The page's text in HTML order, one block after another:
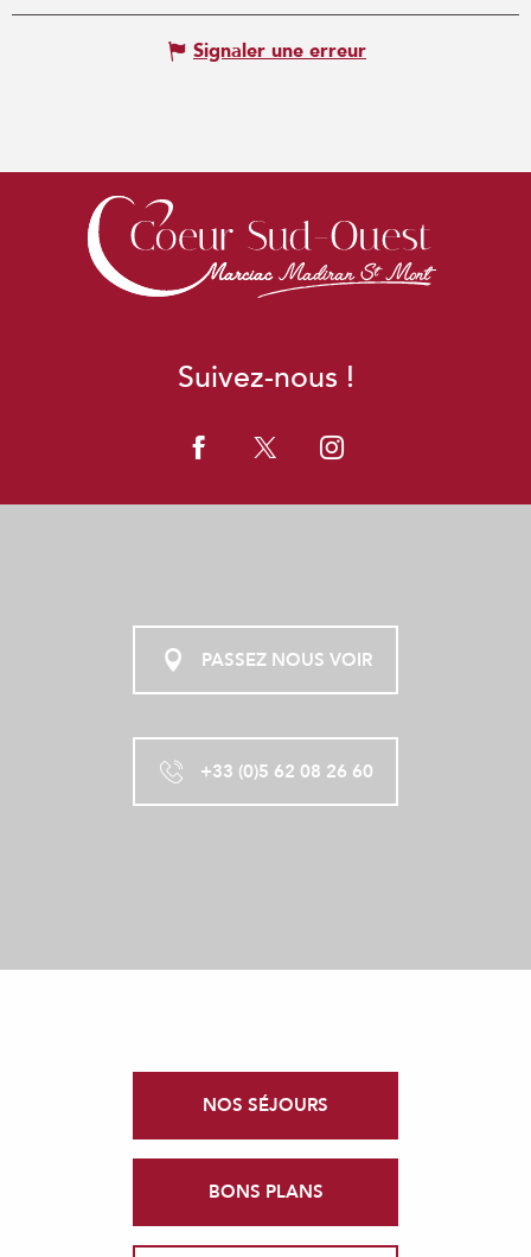
Signaler une erreur
Suivez-nous !
PASSEZ NOUS VOIR
+33 (0)5 62 08 26 60
NOS SÉJOURS
BONS PLANS